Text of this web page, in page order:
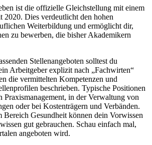
ist die offizielle Gleichstellung mit einem
2020. Dies verdeutlicht den hohen
Weiterbildung und ermöglicht dir,
zu bewerben, die bisher Akademikern
Stellenangeboten solltest du
Arbeitgeber explizit nach „Fachwirten“
die vermittelten Kompetenzen und
beschrieben. Typische Positionen
Praxismanagement, in der Verwaltung von
oder bei Kostenträgern und Verbänden.
Bereich Gesundheit können dein Vorwissen
gut gebrauchen. Schau einfach mal,
angeboten wird.